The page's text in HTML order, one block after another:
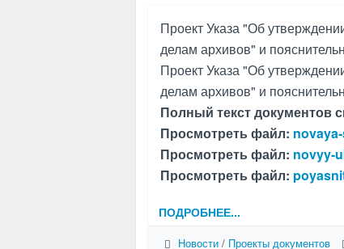
Проект Указа "Об
делам архивов" и
Проект Указа "Об
делам архивов" и
Полный текст документов
Просмотреть файл:
Просмотреть файл: novyy-
Просмотреть файл:
ПОДРОБНЕЕ...
Новости / Проекты документов